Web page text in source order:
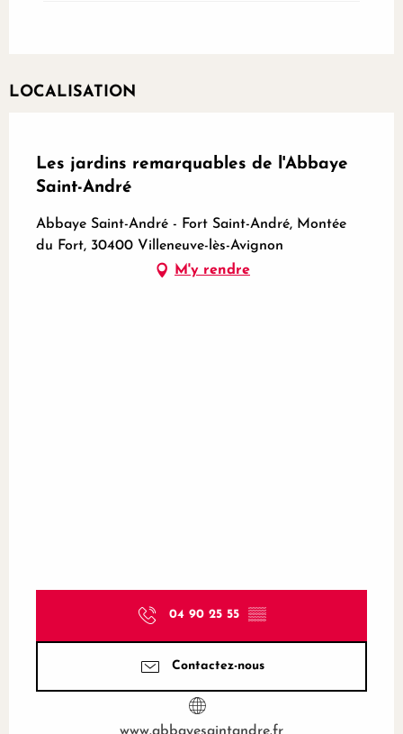
LOCALISATION
Les jardins remarquables de l'Abbaye
Saint-André
Abbaye Saint-André - Fort Saint-André, Montée
du Fort, 30400 Villeneuve-lès-Avignon
M'y rendre
04 90 25 55 ▒▒
Contactez-nous